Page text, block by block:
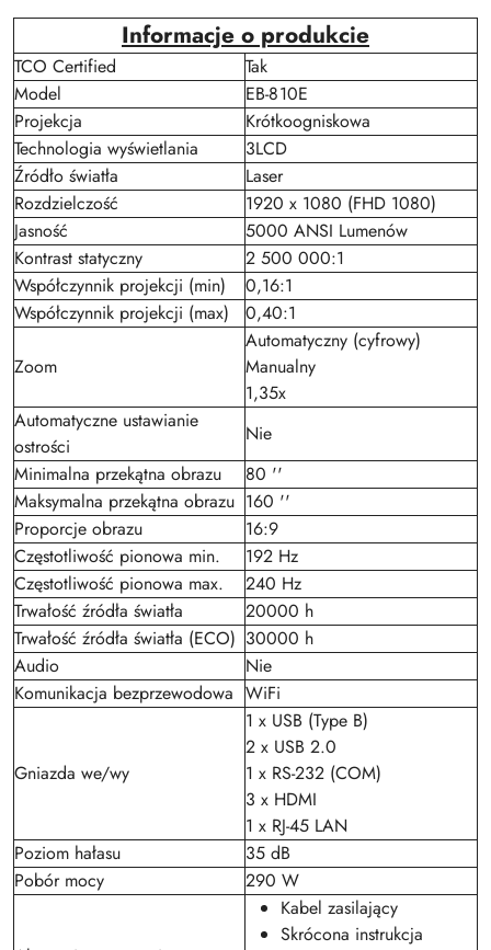
Informacje o produkcie
TCO Certified
Tak
Model
EB-810E
Projekcja
Krótkoogniskowa
Technologia wyświetlania
3LCD
Źródło światła
Laser
Rozdzielczość
1920 x 1080 (FHD 1080)
Jasność
5000 ANSI Lumenów
Kontrast statyczny
2 500 000:1
Współczynnik projekcji (min)
0,16:1
Współczynnik projekcji (max)
0,40:1
Zoom
Automatyczny (cyfrowy)
Manualny
1,35x
Automatyczne ustawianie
ostrości
Nie
Minimalna przekątna obrazu
80 ''
Maksymalna przekątna obrazu 160 ''
Proporcje obrazu
16:9
Częstotliwość pionowa min.
192 Hz
Częstotliwość pionowa max.
240 Hz
Trwałość źródła światła
20000 h
Trwałość źródła światła (ECO) 30000 h
Audio
Nie
Komunikacja bezprzewodowa WiFi
Gniazda we/wy
1 x USB (Type B)
2 x USB 2.0
1 x RS-232 (COM)
3 x HDMI
1 x RJ-45 LAN
Poziom hałasu
35 dB
Pobór mocy
290 W
Kabel zasilający
Skrócona instrukcja